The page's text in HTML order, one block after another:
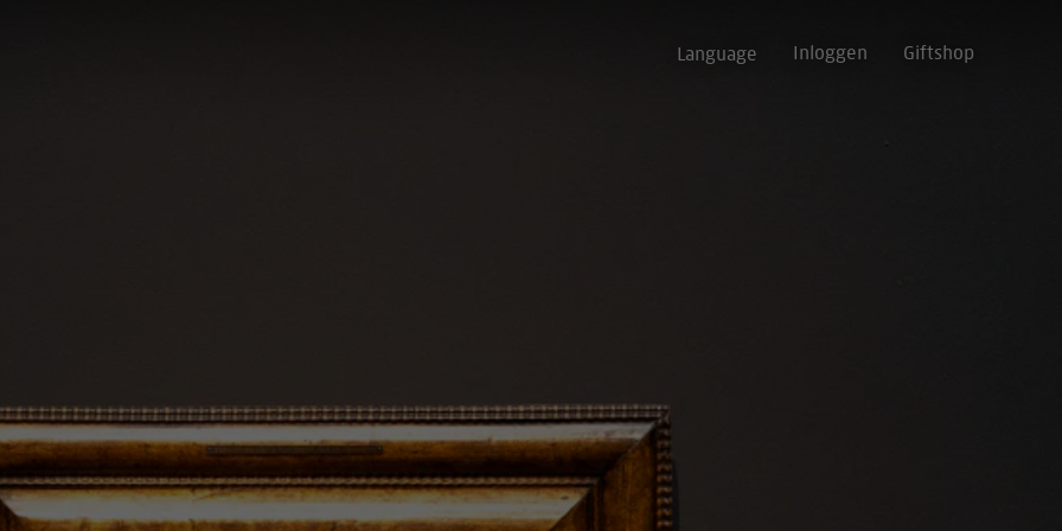
Language Inloggen Giftshop